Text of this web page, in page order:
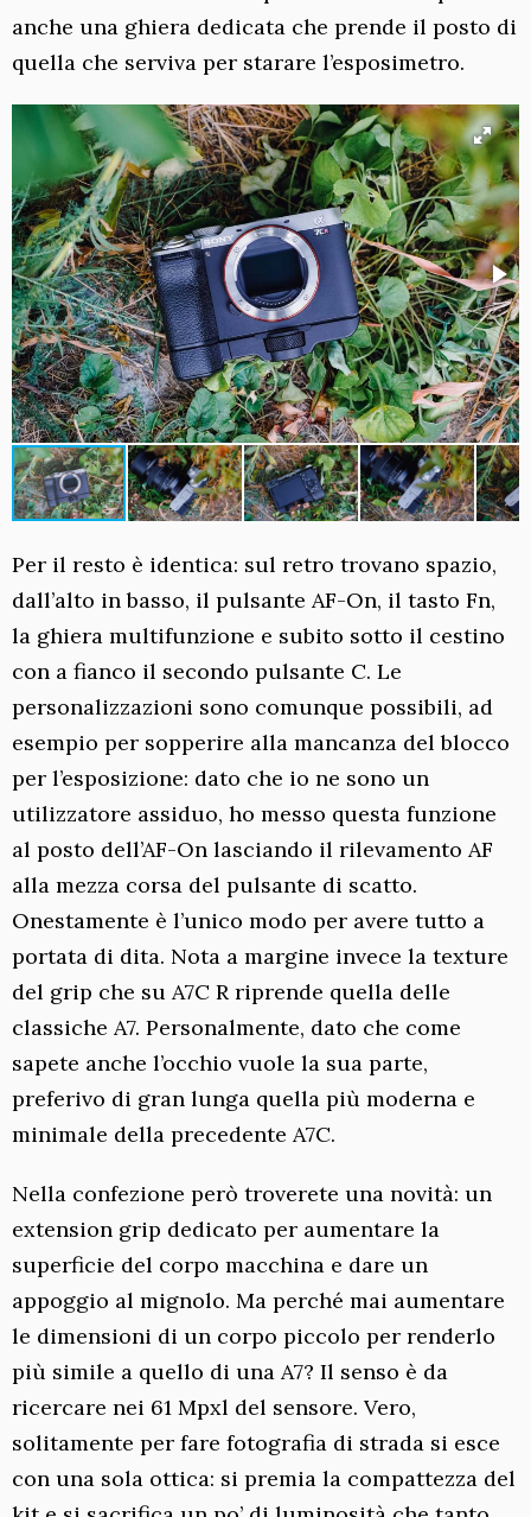
anche una ghiera dedicata che prende il posto di
quella che serviva per starare l’esposimetro.
Per il resto è identica: sul retro trovano spazio,
dall’alto in basso, il pulsante AF-On, il tasto Fn,
la ghiera multifunzione e subito sotto il cestino
con a fianco il secondo pulsante C. Le
personalizzazioni sono comunque possibili, ad
esempio per sopperire alla mancanza del blocco
per l’esposizione: dato che io ne sono un
utilizzatore assiduo, ho messo questa funzione
al posto dell’AF-On lasciando il rilevamento AF
alla mezza corsa del pulsante di scatto.
Onestamente è l’unico modo per avere tutto a
portata di dita. Nota a margine invece la texture
del grip che su A7C R riprende quella delle
classiche A7. Personalmente, dato che come
sapete anche l’occhio vuole la sua parte,
preferivo di gran lunga quella più moderna e
minimale della precedente A7C.
Nella confezione però troverete una novità: un
extension grip dedicato per aumentare la
superficie del corpo macchina e dare un
appoggio al mignolo. Ma perché mai aumentare
le dimensioni di un corpo piccolo per renderlo
più simile a quello di una A7? Il senso è da
ricercare nei 61 Mpxl del sensore. Vero,
solitamente per fare fotografia di strada si esce
con una sola ottica: si premia la compattezza del